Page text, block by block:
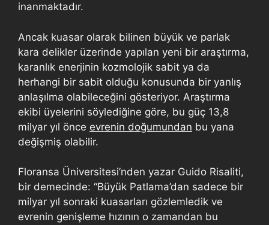
inanmaktadır.
Ancak kuasar olarak bilinen büyük ve parlak
kara delikler üzerinde yapılan yeni bir araştırma,
karanlık enerjinin kozmolojik sabit ya da
herhangi bir sabit olduğu konusunda bir yanlış
anlaşılma olabileceğini gösteriyor. Araştırma
ekibi üyelerini söylediğine göre, bu güç 13,8
milyar yıl önce evrenin doğumundan bu yana
değişmiş olabilir.
Floransa Üniversitesi’nden yazar Guido Risaliti,
bir demecinde: “Büyük Patlama’dan sadece bir
milyar yıl sonraki kuasarları gözlemledik ve
evrenin genişleme hızının o zamandan bu